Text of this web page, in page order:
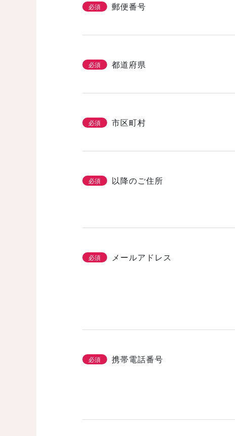
必須 郵便番号
必須 都道府県
必須 市区町村
必須 以降のご住所
必須 メールアドレス
必須 携帯電話番号